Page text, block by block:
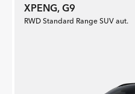
XPENG, G9
RWD Standard Range SUV aut.